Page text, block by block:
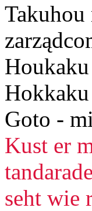
Takuhou
Hokkaku
Goto -
Kust er
seht wie